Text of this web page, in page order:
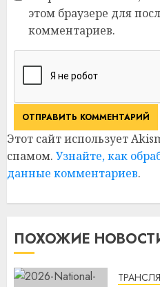
этом браузере для
комментариев.
Этот сайт использует
спамом. Узнайте, как
данные комментариев.
ПОХОЖИЕ